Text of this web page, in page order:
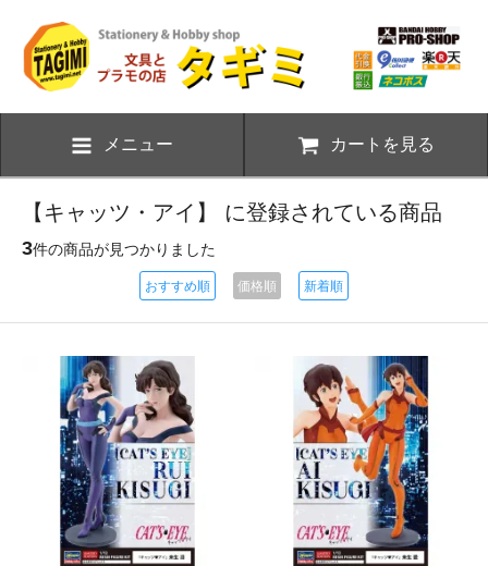
メニュー カートを見る
【キャッツ・アイ】 に登録されている商品
3件の商品が見つかりました
おすすめ順 価格順 新着順